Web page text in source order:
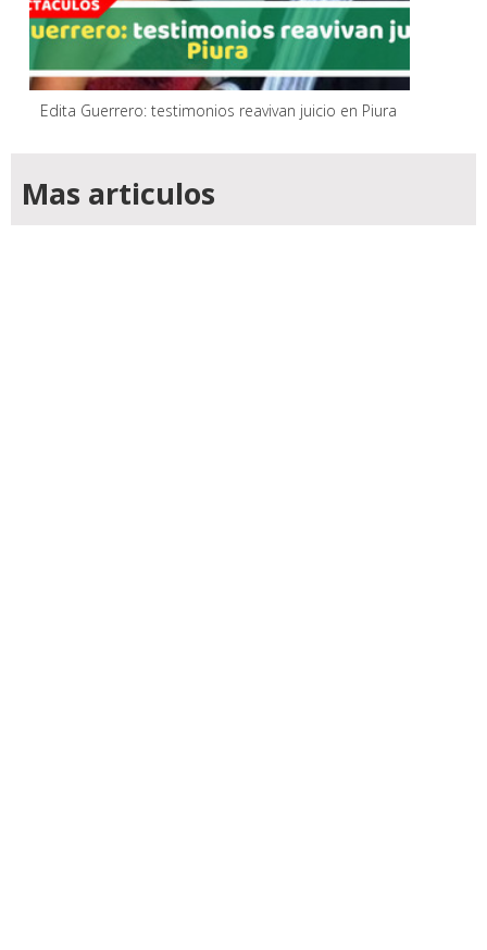
Edita Guerrero: testimonios reavivan juicio en Piura
Mas articulos